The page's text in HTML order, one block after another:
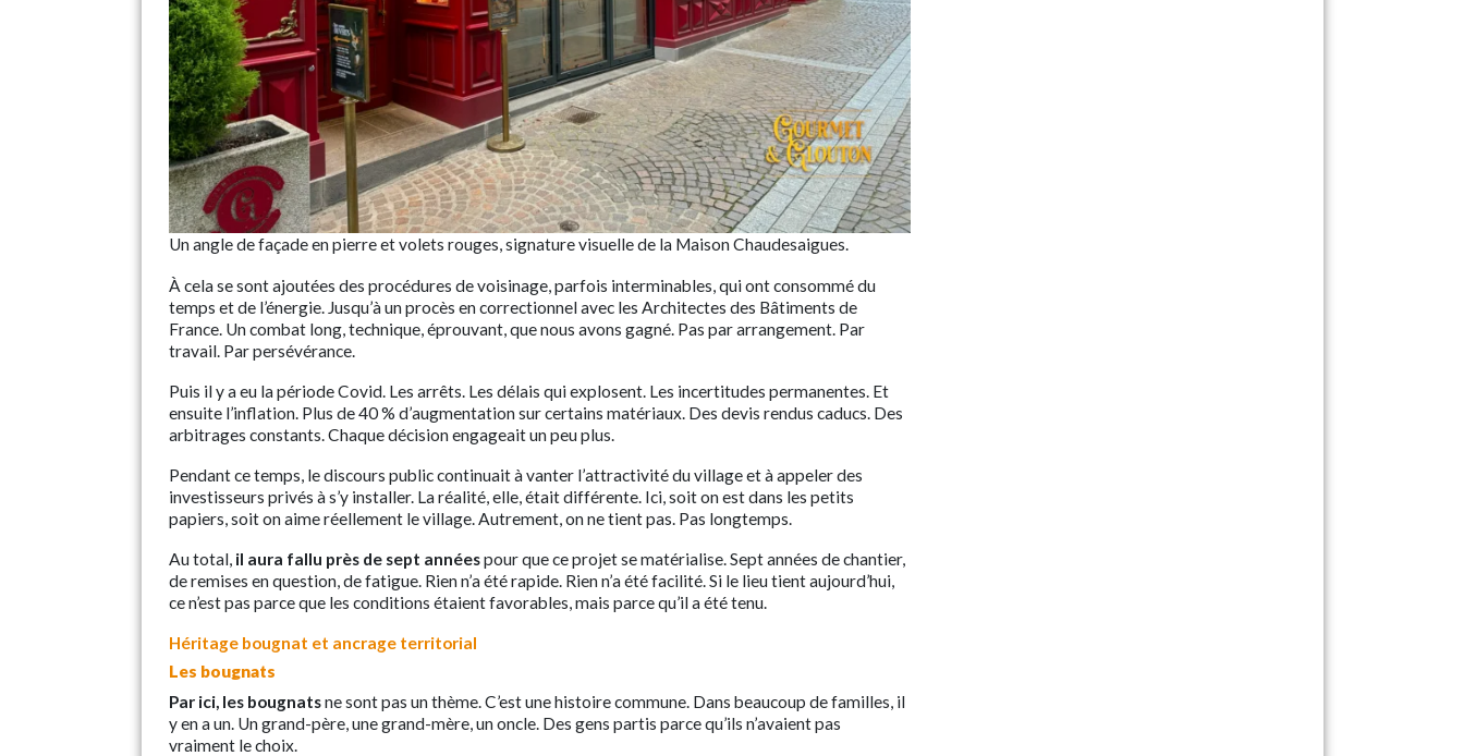
Un angle de façade en pierre et volets rouges, signature visuelle de la Maison Chaudesaigues.
À cela se sont ajoutées des procédures de voisinage, parfois interminables, qui ont consommé du
temps et de l’énergie. Jusqu’à un procès en correctionnel avec les Architectes des Bâtiments de
France. Un combat long, technique, éprouvant, que nous avons gagné. Pas par arrangement. Par
travail. Par persévérance.
Puis il y a eu la période Covid. Les arrêts. Les délais qui explosent. Les incertitudes permanentes. Et
ensuite l’inflation. Plus de 40 % d’augmentation sur certains matériaux. Des devis rendus caducs. Des
arbitrages constants. Chaque décision engageait un peu plus.
Pendant ce temps, le discours public continuait à vanter l’attractivité du village et à appeler des
investisseurs privés à s’y installer. La réalité, elle, était différente. Ici, soit on est dans les petits
papiers, soit on aime réellement le village. Autrement, on ne tient pas. Pas longtemps.
Au total, il aura fallu près de sept annéespour que ce projet se matérialise. Sept années de chantier,
de remises en question, de fatigue. Rien n’a été rapide. Rien n’a été facilité. Si le lieu tient aujourd’hui,
ce n’est pas parce que les conditions étaient favorables, mais parce qu’il a été tenu.
Héritage bougnat et ancrage territorial
Les bougnats
Par ici, les bougnatsne sont pas un thème. C’est une histoire commune. Dans beaucoup de familles, il
y en a un. Un grand-père, une grand-mère, un oncle. Des gens partis parce qu’ils n’avaient pas
vraiment le choix.